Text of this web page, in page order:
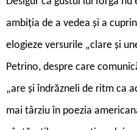
ambiția de a vedea și a
elogieze versurile „clare și
Petrino, despre care
„are și îndrăzneli de ritm ca
mai târziu în poezia